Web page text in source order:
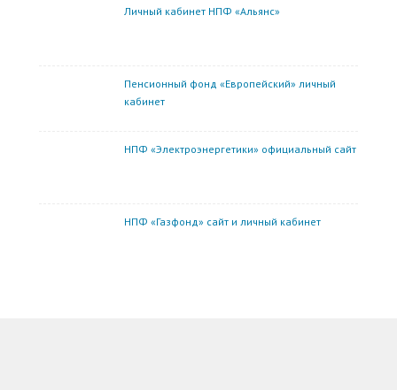
Личный кабинет НПФ «Альянс»
Пенсионный фонд «Европейский» личный
кабинет
НПФ «Электроэнергетики» официальный сайт
НПФ «Газфонд» сайт и личный кабинет